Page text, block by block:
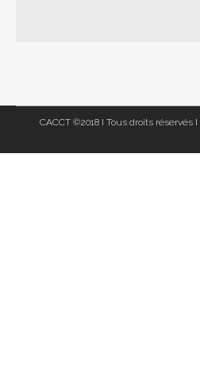
CACCT ©2018 I Tous droits réservés I